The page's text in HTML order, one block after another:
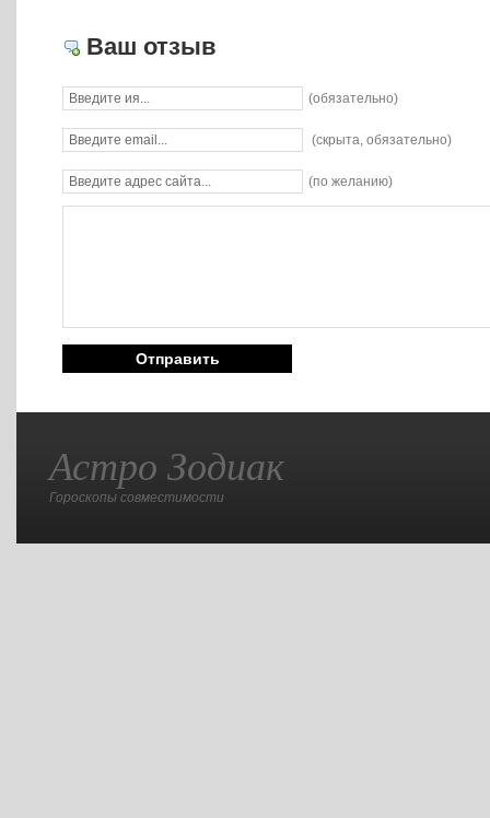
Ваш отзыв
(обязательно)
(скрыта, обязательно)
(по желанию)
Астро Зодиак
Гороскопы совместимости